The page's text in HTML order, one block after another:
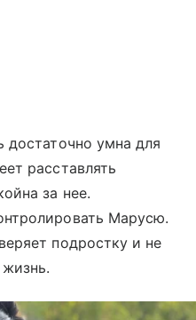
достаточно умна для
расставлять
за нее.
Марусю.
подростку и не